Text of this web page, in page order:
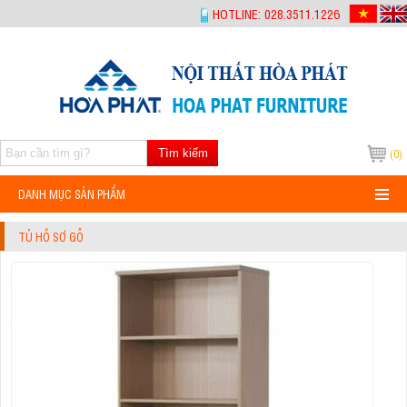
HOTLINE: 028.3511.1226
(0)
Tìm kiếm
DANH MỤC SẢN PHẨM
TỦ HỒ SƠ GỖ